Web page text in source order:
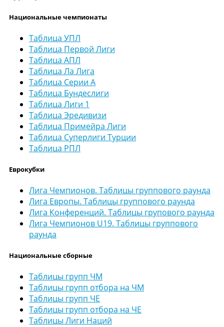
Национальные чемпионаты
Таблица УПЛ
Таблица Первой Лиги
Таблица АПЛ
Таблица Ла Лига
Таблица Серии А
Таблица Бундеслиги
Таблица Лиги 1
Таблица Эредивизи
Таблица Примейра Лиги
Таблица Суперлиги Турции
Таблица РПЛ
Еврокубки
Лига Чемпионов. Таблицы группового раунда
Лига Европы. Таблицы группового раунда
Лига Конференций. Таблицы групового раунда
Лига Чемпионов U19. Таблицы группового
раунда
Национальные сборные
Таблицы групп ЧМ
Таблицы групп отбора на ЧМ
Таблицы групп ЧЕ
Таблицы групп отбора на ЧЕ
Таблицы Лиги Наций